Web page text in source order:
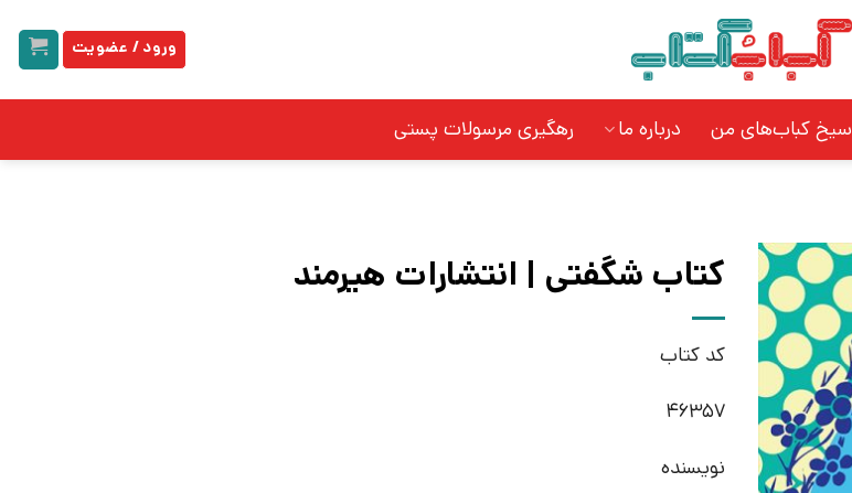
ورود / عضویت
سیخ کباب‌های من درباره ما رهگیری مرسولات پستی
کتاب شگفتی | انتشارات هیرمند
کد کتاب
46357
نویسنده